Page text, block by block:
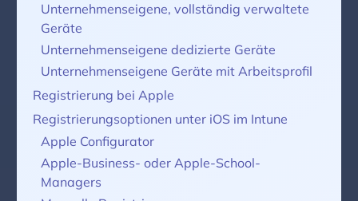
Unternehmenseigene, vollständig verwaltete
Geräte
Unternehmenseigene dedizierte Geräte
Unternehmenseigene Geräte mit Arbeitsprofil
Registrierung bei Apple
Registrierungsoptionen unter iOS im Intune
Apple Configurator
Apple-Business- oder Apple-School-
Managers